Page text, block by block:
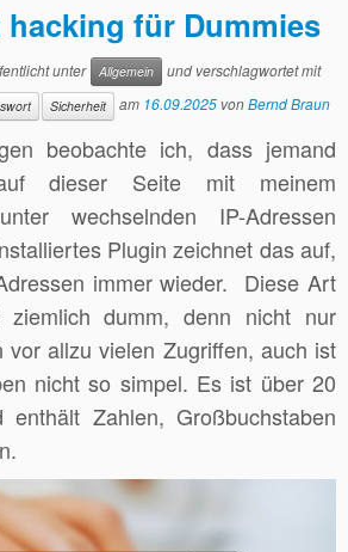
für Dummies
unter Allgemein und verschlagwortet mit
Sicherheit am 16.09.2025 vonBernd Braun
beobachte ich, dass jemand
dieser Seite mit meinem
wechselnden IP-Adressen
Plugin zeichnet das auf,
immer wieder. Diese Art
dumm, denn nicht nur
vor allzu vielen Zugriffen, auch ist
nicht so simpel. Es ist über 20
Zahlen, Großbuchstaben